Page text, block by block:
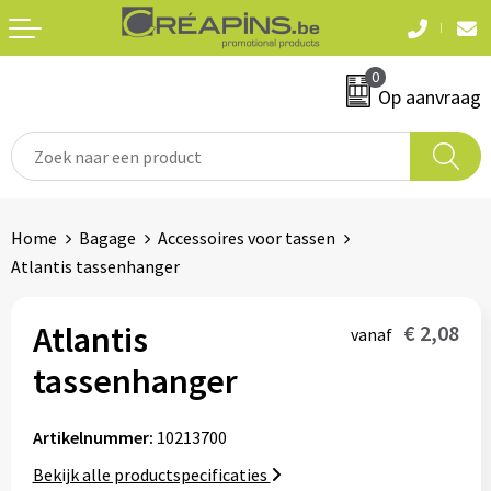
0
Op aanvraag
T-shirts
Sweaters en hoodies
Jassen
Automerken
Eten & drinken
Snoepgoed
Waterflesjes
Home Bagage
Accessoires voor tassen
Atlantis tassenhanger
Atlantis
tassenhanger
vanaf € 2,08
Artikelnummer: 10213700
Bekijk alle productspecificaties